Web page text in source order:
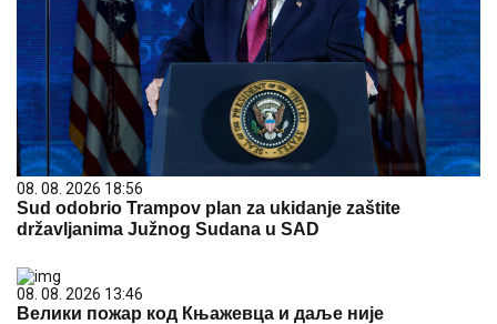
08. 08. 2026 18:56
Sud odobrio Trampov plan za ukidanje zaštite
državljanima Južnog Sudana u SAD
08. 08. 2026 13:46
Велики пожар код Књажевца и даље није